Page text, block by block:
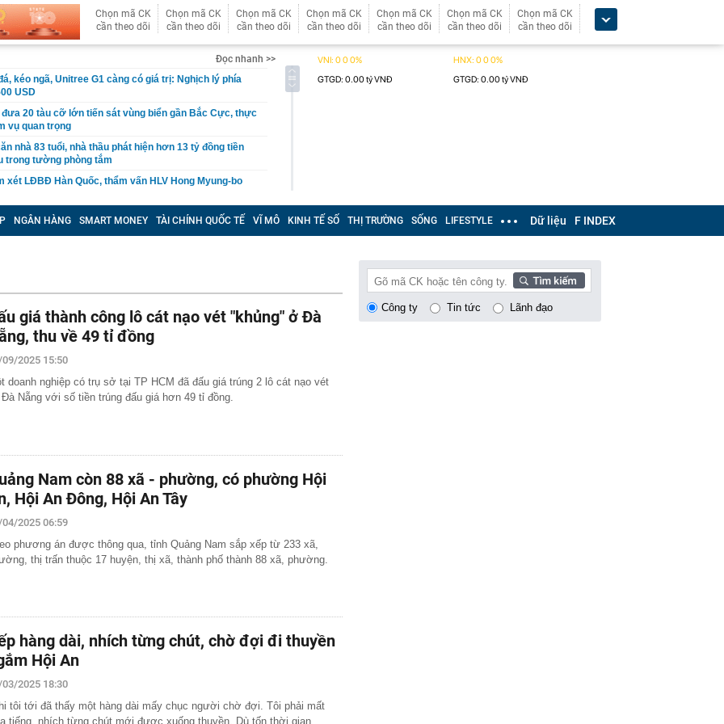
Chọn mã CK
cần theo dõi
Chọn mã CK
cần theo dõi
Chọn mã CK
cần theo dõi
Chọn mã CK
cần theo dõi
Chọn mã CK
cần theo dõi
Chọn mã CK
cần theo dõi
Chọn mã CK
cần theo dõi
Đọc nhanh >>
kéo ngã, Unitree G1 càng có giá trị: Nghịch lý phía
USD
đưa 20 tàu cỡ lớn tiến sát vùng biển gần Bắc Cực, thực
vụ quan trọng
nhà 83 tuổi, nhà thầu phát hiện hơn 13 tỷ đồng tiền
trong tường phòng tắm
xét LĐBĐ Hàn Quốc, thẩm vấn HLV Hong Myung-bo
giảm
nhà sau 3 tháng theo dõi, công an phát hiện đường
ngọt giả suốt 2 năm, tịch thu gần 25.000 sản phẩm tại
minh Lưu Diệc Phi mãi mãi là thần tiên tỷ tỷ: Thần nữ
chỉ đến vậy
phố Bắc Ninh: Phải coi bảo vệ bản sắc văn hóa Kinh
chính trị và trách nhiệm pháp lý lâu dài
nhiều gia đình không còn dùng lồng bàn? Thì ra có 2
khác hiệu quả hơn hẳn
lợi nhuận 2026, tiếp tục dẫn đầu về CASA và “fix
vay bất động sản ở mức 13% +/-2%
Việt Nam trở thành thị trường lớn thứ hai Đông Nam Á
triệu người dùng
hóa ra Nga vẫn nắm "nắm yết hầu" đối thủ để lật
bất kỳ lúc nào, chỉ là chưa muốn
rau lọt top “tốt bậc nhất thế giới”, người Việt ăn liên
biết
06/8/2026: Cùng với BIDV và Weixin Pay, NAPAS đã
nối thanh toán xuyên biên giới với thị trường hơn 1,4 tỷ
hại con để trục lợi hơn 4 tỷ đồng tiền bảo hiểm lĩnh án
vì các vụ tấn công liên tiếp nhằm vào những 'ông trùm'
Nghị định 168
nóng khán giả mua vé BIGBANG: Không có vé nội
trò lừa đảo
mát mẻ quanh năm chỉ khoảng 20 độ, sở hữu cung
"tứ đại đỉnh đèo", được Oscar du lịch vinh danh
NGÂN HÀNG SMART MONEY TÀI CHÍNH QUỐC TẾ VĨ MÔ KINH TẾ SỐ THỊ TRƯỜNG SỐNG LIFESTYLE Dữ liệu F INDEX
giá thành công lô cát nạo vét "khủng" ở Đà
thu về 49 tỉ đồng
2025 15:50
doanh nghiệp có trụ sở tại TP HCM đã đấu giá trúng 2 lô cát nạo vét
Nẵng với số tiền trúng đấu giá hơn 49 tỉ đồng.
Nam còn 88 xã - phường, có phường Hội
Hội An Đông, Hội An Tây
04/2025 06:59
phương án được thông qua, tỉnh Quảng Nam sắp xếp từ 233 xã,
thị trấn thuộc 17 huyện, thị xã, thành phố thành 88 xã, phường.
hàng dài, nhích từng chút, chờ đợi đi thuyền
Hội An
03/2025 18:30
tôi tới đã thấy một hàng dài mấy chục người chờ đợi. Tôi phải mất
tiếng, nhích từng chút mới được xuống thuyền. Dù tốn thời gian
Công ty Tin tức Lãnh đạo